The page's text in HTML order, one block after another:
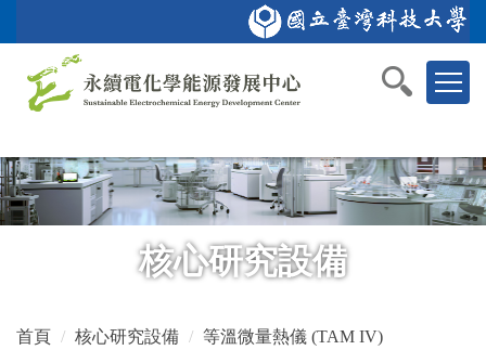
到
區
塊
回首頁 English
核心研究設備
首頁 核心研究設備 等溫微量熱儀 (TAM IV)